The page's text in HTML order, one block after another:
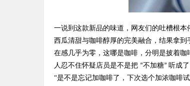
一说到这款新品的味道，网友们的吐槽根本
西瓜清甜与咖啡醇厚的完美融合，结果拿
在感几乎为零，这哪是咖啡，分明是披着
人忍不住怀疑店员是不是把 “不加糖” 听成了
“是不是忘记加咖啡了，下次选个加浓咖啡试